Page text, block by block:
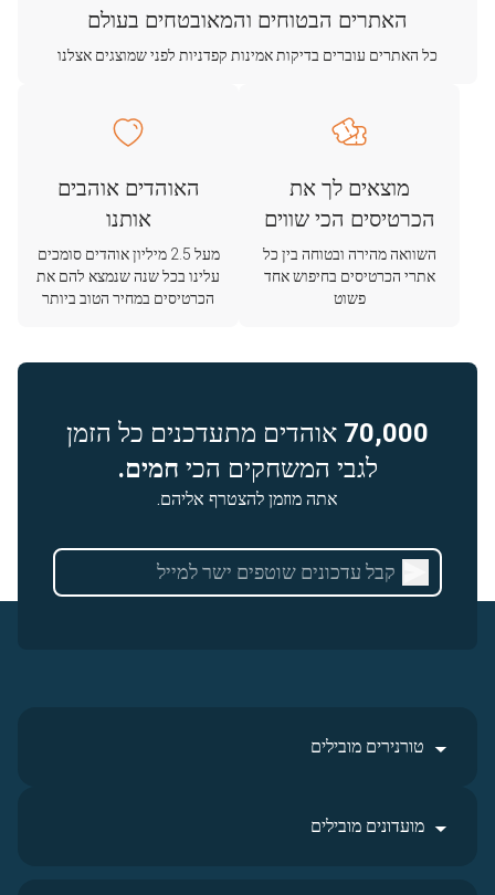
האתרים הבטוחים והמאובטחים בעולם
כל האתרים עוברים בדיקות אמינות קפדניות לפני שמוצגים אצלנו
מוצאים לך את
הכרטיסים הכי שווים
השוואה מהירה ובטוחה בין כל
אתרי הכרטיסים בחיפוש אחד
פשוט
האוהדים אוהבים
אותנו
מעל 2.5 מיליון אוהדים סומכים
עלינו בכל שנה שנמצא להם את
הכרטיסים במחיר הטוב ביותר
70,000 אוהדים מתעדכנים כל הזמן
לגבי המשחקים הכי חמים.
אתה מוזמן להצטרף אליהם.
טורנירים מובילים
מועדונים מובילים